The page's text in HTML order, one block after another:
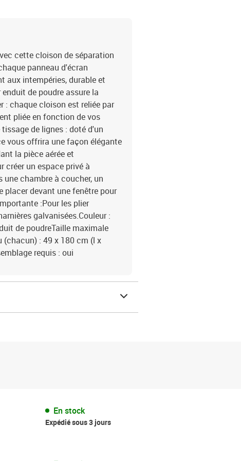
cette cloison de séparation
panneau d'écran
aux intempéries, durable et
de poudre assure la
: chaque cloison est reliée par
pliée en fonction de vos
de lignes : doté d'un
vous offrira une façon élégante
la pièce aérée et
créer un espace privé à
une chambre à coucher, un
placer devant une fenêtre pour
:Pour les plier
galvanisées.Couleur :
de poudreTaille maximale
(chacun) : 49 x 180 cm (l x
requis : oui
En stock
Expédié sous 3 jours